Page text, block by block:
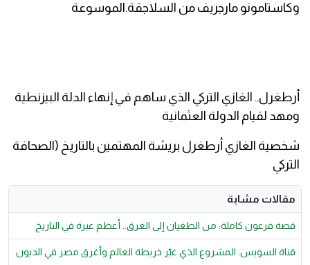
وكاستامونو مارجريف من السلاجقة.الموسوعة
أرطغرل.. الغازي التركي الذي ساهم في إنهاء الدلة البيزنطية
ومهد لقيام الدولة العثمانية
شخصية الغازي أرطغرل بريشة المهتمين بالتاريخ (الصحافة
التركي
مقالات مشابة
قصة فرعون كاملة: من الطغيان إلى الغرق.. أعظم عبرة في التاريخ
قناة السويس: المشروع الذي غيّر خريطة العالم وأغرق مصر في الديون